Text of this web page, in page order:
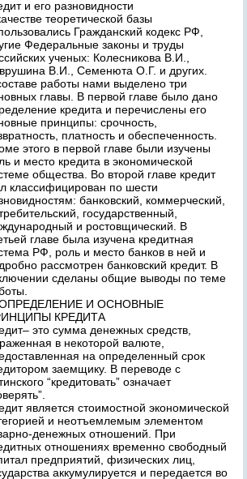
и его разновидности
теоретической базы
Гражданский кодекс РФ,
Федеральные законы и труды
ученых: Колесникова В.И.,
В.И., Семенюта О.Г. и других.
работы нами выделено три
главы. В первой главе было дано
кредита и перечислены его
принципы: срочность,
платность и обеспеченность.
этого в первой главе были изучены
и место кредита в экономической
общества. Во второй главе кредит
классифицирован по шести
банковский, коммерческий,
государственный,
и ростовщический. В
главе была изучена кредитная
РФ, роль и место банков в ней и
рассмотрен банковский кредит. В
сделаны общие выводы по теме
И ОСНОВНЫЕ
КРЕДИТА
это сумма денежных средств,
в некоторой валюте,
на определенный срок
заемщику. В переводе с
“кредитовать” означает
является стоимостной экономической
и неотъемлемым элементом
денежных отношений. При
отношениях временно свободный
предприятий, физических лиц,
аккумулируется и передается во